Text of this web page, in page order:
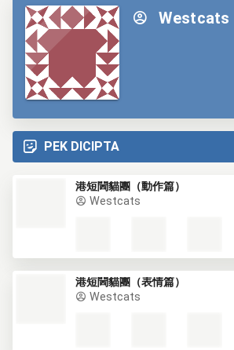
Westcats
PEK DICIPTA
港短閪貓團（動作篇）
Westcats
港短閪貓團（表情篇）
Westcats